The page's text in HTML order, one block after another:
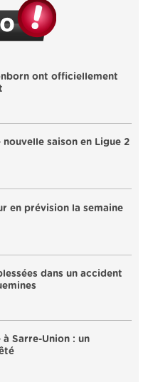
ont officiellement
saison en Ligue 2
en prévision la semaine
dans un accident
Sarre-Union : un